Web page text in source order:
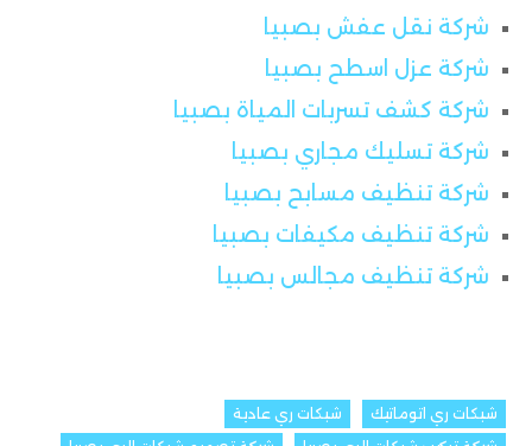
شركة نقل عفش بصبيا
شركة عزل اسطح بصبيا
شركة كشف تسربات المياة بصبيا
شركة تسليك مجاري بصبيا
شركة تنظيف مسابح بصبيا
شركة تنظيف مكيفات بصبيا
شركة تنظيف مجالس بصبيا
شبكات ري اتوماتيك
شبكات ري عادية